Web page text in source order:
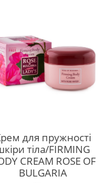
для пружності
тіла/FIRMING
CREAM ROSE OF
BULGARIA